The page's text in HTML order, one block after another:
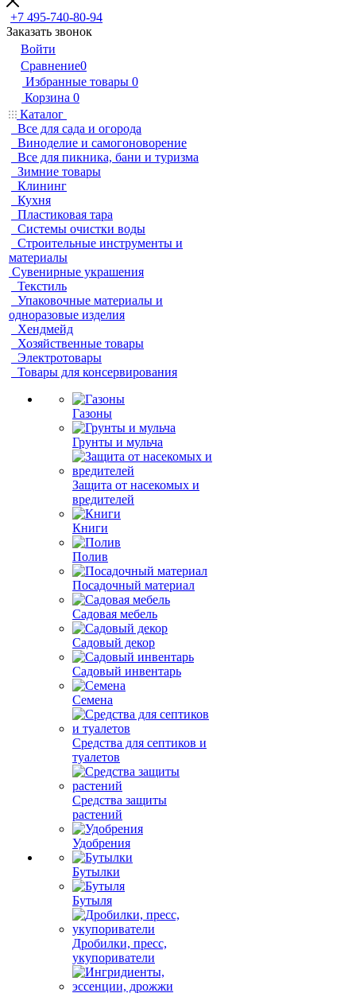
+7 495-740-80-94
Заказать звонок
Войти
Сравнение0
Избранные товары 0
Корзина 0
Каталог
Все для сада и огорода
Виноделие и самогоноворение
Все для пикника, бани и туризма
Зимние товары
Клининг
Кухня
Пластиковая тара
Системы очистки воды
Строительные инструменты и
материалы
Сувенирные украшения
Текстиль
Упаковочные материалы и
одноразовые изделия
Хендмейд
Хозяйственные товары
Электротовары
Товары для консервирования
Газоны
Грунты и мульча
Защита от насекомых и
вредителей
Книги
Полив
Посадочный материал
Садовая мебель
Садовый декор
Садовый инвентарь
Семена
Средства для септиков и
туалетов
Средства защиты
растений
Удобрения
Бутылки
Бутыля
Дробилки, пресс,
укупориватели